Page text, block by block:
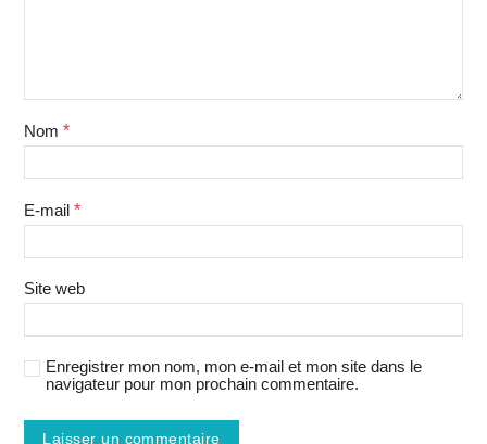
Nom *
E-mail *
Site web
Enregistrer mon nom, mon e-mail et mon site dans le
navigateur pour mon prochain commentaire.